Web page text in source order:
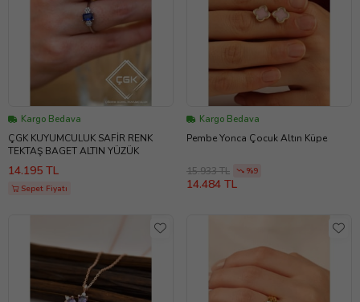
Kargo Bedava
ÇGK KUYUMCULUK SAFİR RENK
TEKTAŞ BAGET ALTIN YÜZÜK
14.195 TL
Sepet Fiyatı
Kargo Bedava
Pembe Yonca Çocuk Altın Küpe
15.933 TL %9
14.484 TL